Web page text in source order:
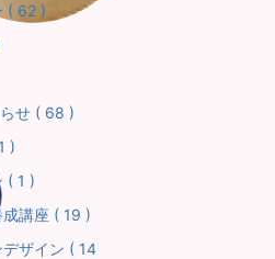
( 62 )
せ ( 68 )
)
( 1 )
講座 ( 19 )
ザイン ( 14